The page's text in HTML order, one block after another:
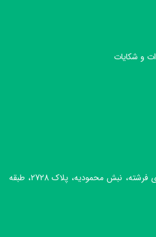
و شکایات
تهران، بالاتر از پارک وی، روبروی فرشته، نبش محمودیه، پلاک 2728، طبقه